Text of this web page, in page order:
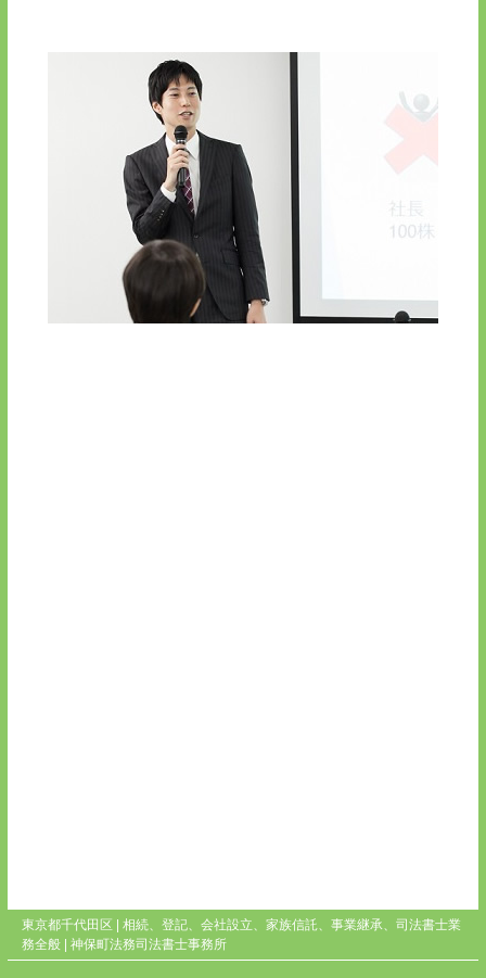
東京都千代田区 | 相続、登記、会社設立、家族信託、事業継承、司法書士業
務全般 | 神保町法務司法書士事務所